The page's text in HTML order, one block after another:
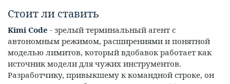
Стоит ли ставить
Kimi Code - зрелый терминальный агент с
автономным режимом, расширениями и понятной
моделью лимитов, который вдобавок работает как
источник модели для чужих инструментов.
Разработчику, привыкшему к командной строке, он